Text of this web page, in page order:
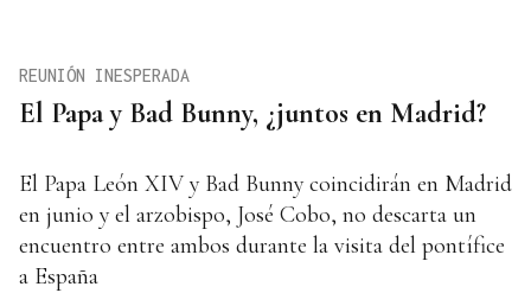
El Papa y Bad Bunny, ¿juntos en Madrid?
REUNIÓN INESPERADA
El Papa León XIV y Bad Bunny coincidirán en Madrid
en junio y el arzobispo, José Cobo, no descarta un
encuentro entre ambos durante la visita del pontífice
a España